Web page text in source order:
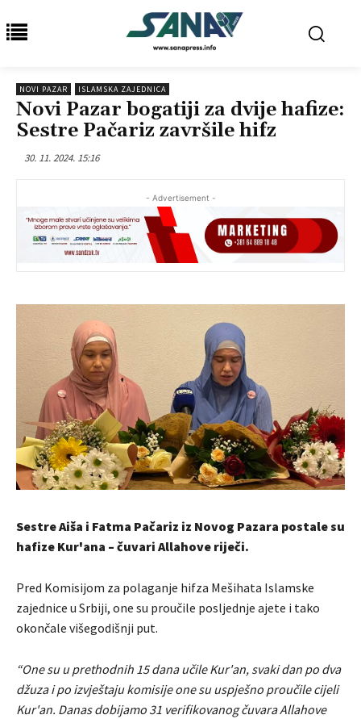
NOVI PAZAR ISLAMSKA ZAJEDNICA
Novi Pazar bogatiji za dvije hafize:
Sestre Pačariz završile hifz
30. 11. 2024. 15:16
- Advertisement -
Sestre Aiša i Fatma Pačariz iz Novog Pazara postale su
hafize Kur'ana – čuvari Allahove riječi.
Pred Komisijom za polaganje hifza Mešihata Islamske
zajednice u Srbiji, one su proučile posljednje ajete i tako
okončale višegodišnji put.
“One su u prethodnih 15 dana učile Kur'an, svaki dan po dva
džuza i po izvještaju komisije one su uspješno proučile cijeli
Kur'an. Danas dobijamo 31 verifikovanog čuvara Allahove